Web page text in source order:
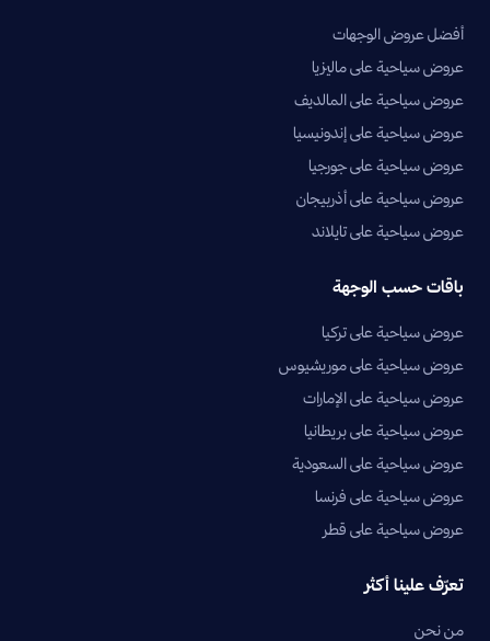
أفضل عروض الوجهات
عروض سياحية على ماليزيا
عروض سياحية على المالديف
عروض سياحية على إندونيسيا
عروض سياحية على جورجيا
عروض سياحية على أذربيجان
عروض سياحية على تايلاند
باقات حسب الوجهة
عروض سياحية على تركيا
عروض سياحية على موريشيوس
عروض سياحية على الإمارات
عروض سياحية على بريطانيا
عروض سياحية على السعودية
عروض سياحية على فرنسا
عروض سياحية على قطر
تعرّف علينا أكثر
من نحن